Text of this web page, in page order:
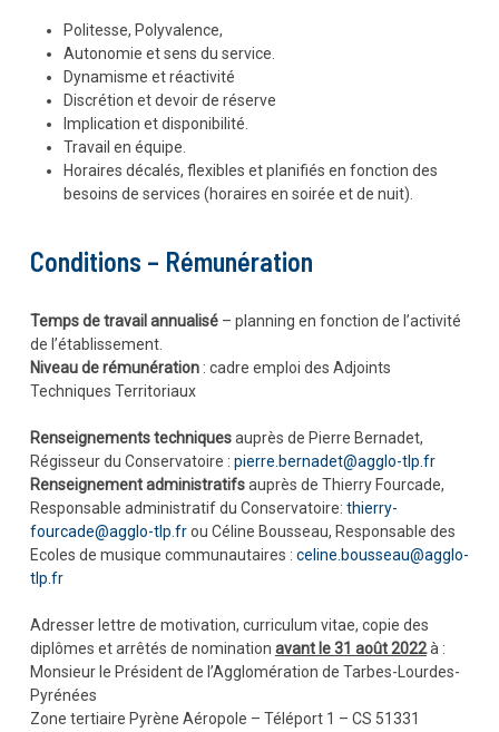
Politesse, Polyvalence,
Autonomie et sens du service.
Dynamisme et réactivité
Discrétion et devoir de réserve
Implication et disponibilité.
Travail en équipe.
Horaires décalés, flexibles et planifiés en fonction des
besoins de services (horaires en soirée et de nuit).
Conditions – Rémunération
Temps de travail annualisé– planning en fonction de l’activité
de l’établissement.
Niveau de rémunération: cadre emploi des Adjoints
Techniques Territoriaux
Renseignements techniquesauprès de Pierre Bernadet,
Régisseur du Conservatoire : pierre.bernadet@agglo-tlp.fr
Renseignement administratifsauprès de Thierry Fourcade,
Responsable administratif du Conservatoire: thierry-
fourcade@agglo-tlp.frou Céline Bousseau, Responsable des
Ecoles de musique communautaires : celine.bousseau@agglo-
tlp.fr
Adresser lettre de motivation, curriculum vitae, copie des
diplômes et arrêtés de nomination avant le 31 août 2022à :
Monsieur le Président de l’Agglomération de Tarbes-Lourdes-
Pyrénées
Zone tertiaire Pyrène Aéropole – Téléport 1 – CS 51331